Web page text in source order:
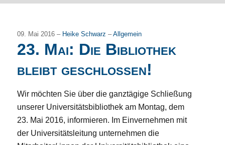
09. Mai 2016 – Heike Schwarz–Allgemein
23. Mai: Die Bibliothek
bleibt geschlossen!
Wir möchten Sie über die ganztägige Schließung
unserer Universitätsbibliothek am Montag, dem
23. Mai 2016, informieren. Im Einvernehmen mit
der Universitätsleitung unternehmen die